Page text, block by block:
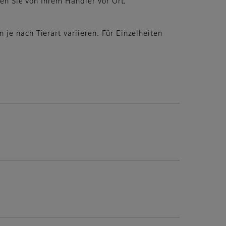
Sie von Ihrem Händler vor Ort.
je nach Tierart variieren. Für Einzelheiten